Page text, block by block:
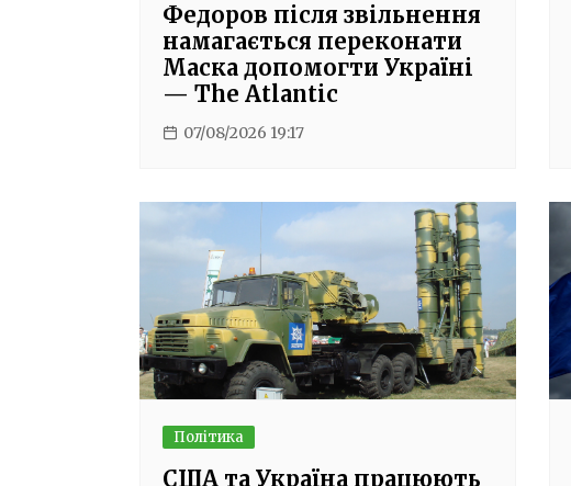
Федоров після звільнення
намагається переконати
Маска допомогти Україні
— The Atlantic
07/08/2026 19:17
Політика
США та Україна працюють